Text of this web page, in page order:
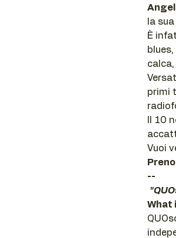
la
È
primi
Il 10
Vuoi
--
What